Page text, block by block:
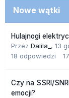
Nowe wątki
Hulajnogi
Przez Dalila_ , 13
18 odpowiedzi
Czy na SSRI/
emocji?